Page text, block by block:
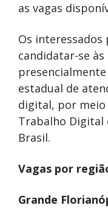
as vagas
Os
candidatar-se
estadual de
digital, por
Trabalho Digital
Brasil.
Vagas por
Grande